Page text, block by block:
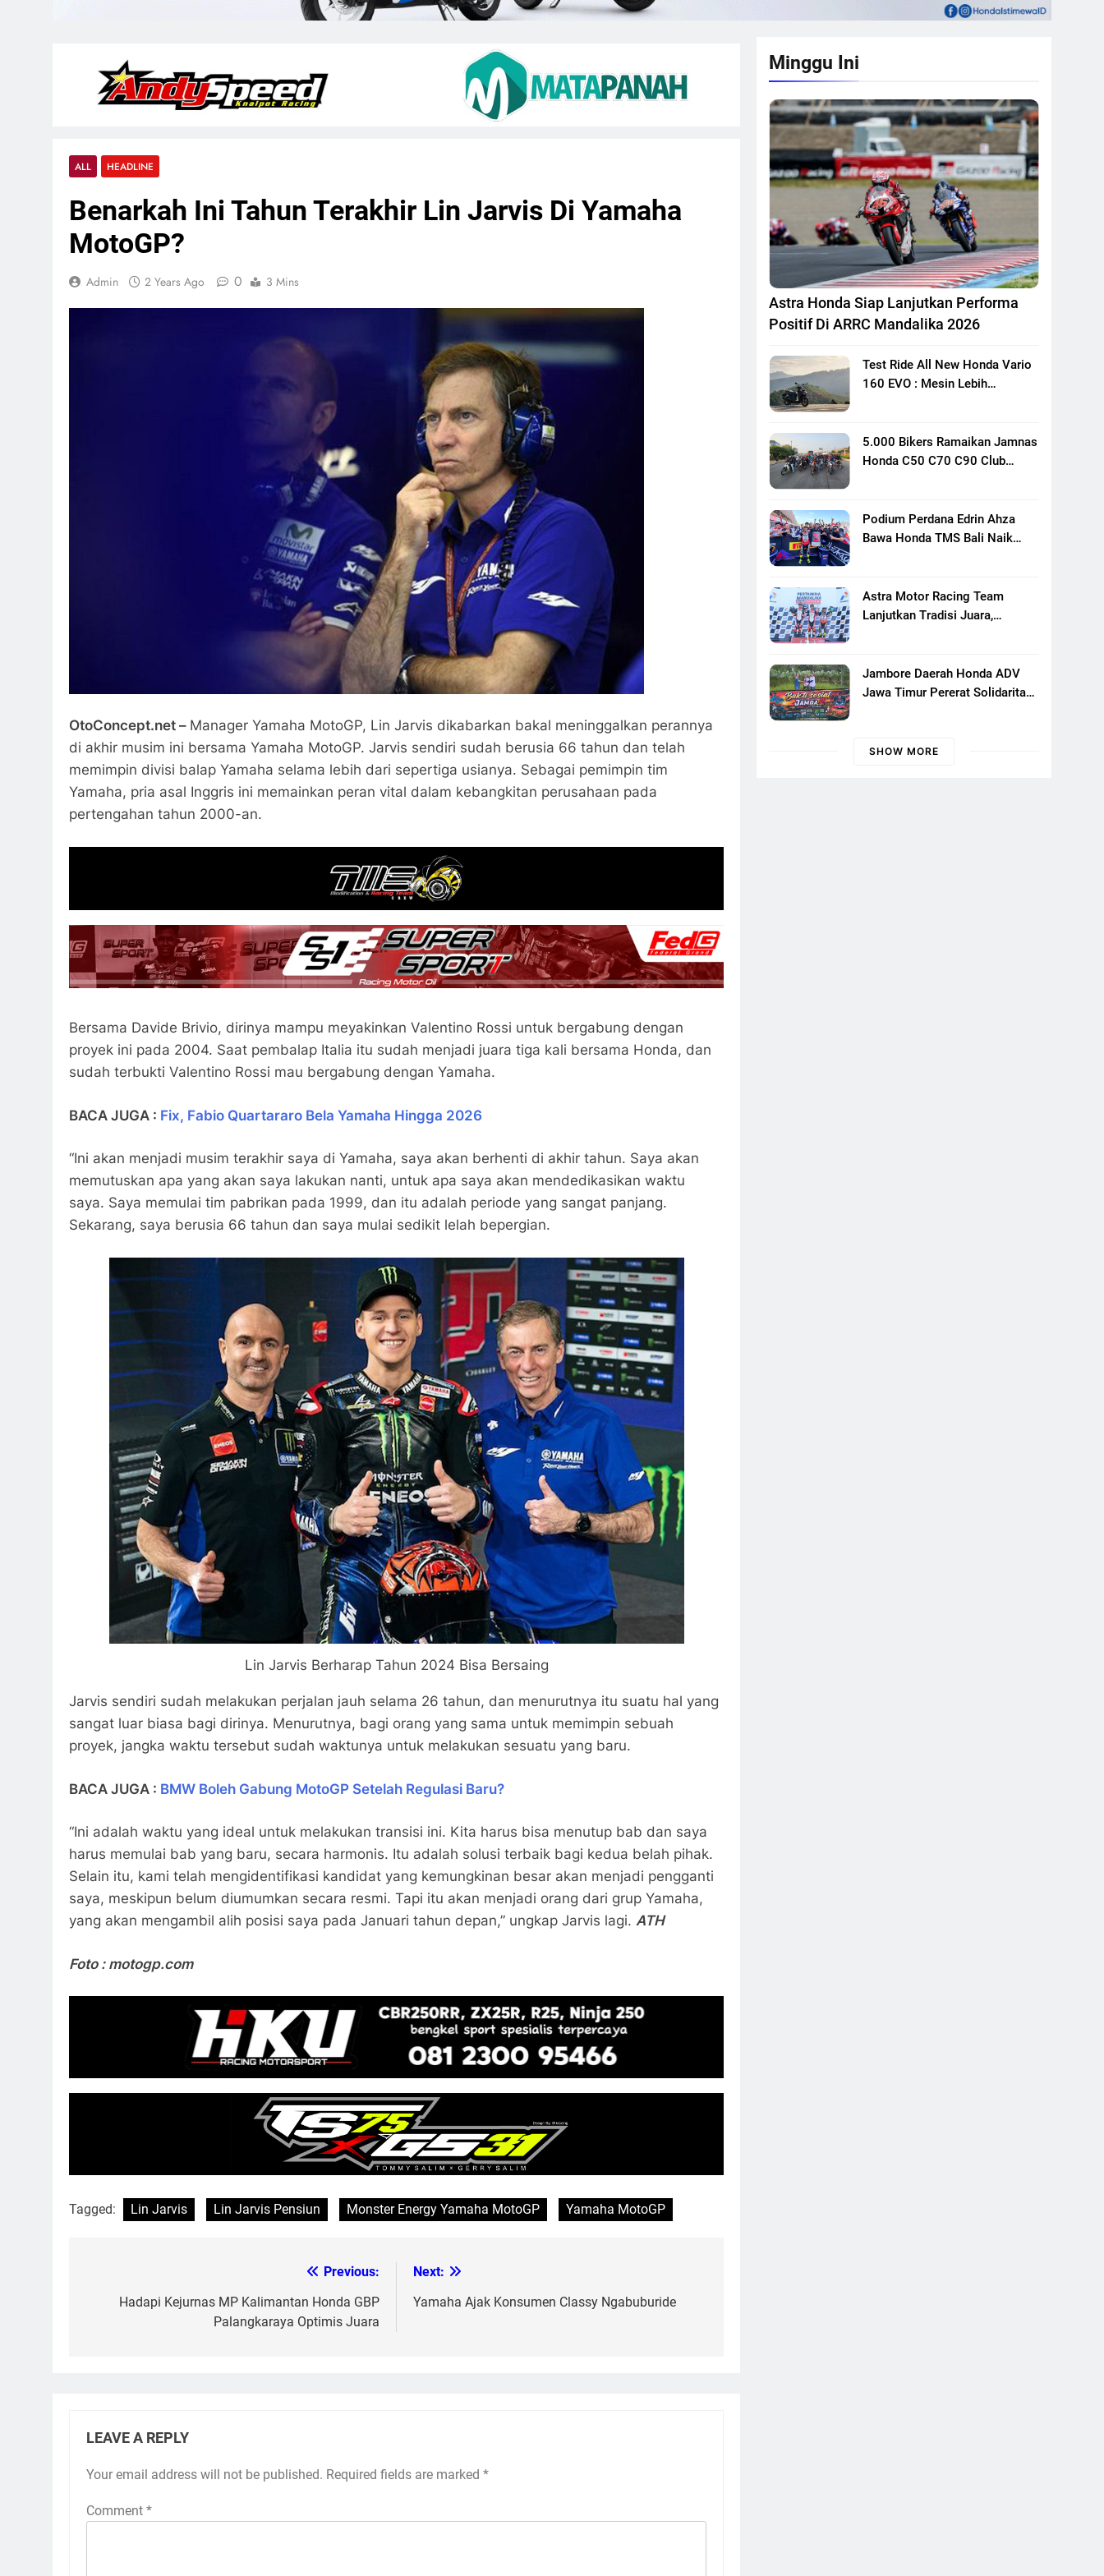
ALL HEADLINE
Benarkah Ini Tahun Terakhir Lin Jarvis Di Yamaha
MotoGP?
Admin 2 Years Ago 0 3 Mins
OtoConcept.net – Manager Yamaha MotoGP, Lin Jarvis dikabarkan bakal meninggalkan perannya
di akhir musim ini bersama Yamaha MotoGP. Jarvis sendiri sudah berusia 66 tahun dan telah
memimpin divisi balap Yamaha selama lebih dari sepertiga usianya. Sebagai pemimpin tim
Yamaha, pria asal Inggris ini memainkan peran vital dalam kebangkitan perusahaan pada
pertengahan tahun 2000-an.
Bersama Davide Brivio, dirinya mampu meyakinkan Valentino Rossi untuk bergabung dengan
proyek ini pada 2004. Saat pembalap Italia itu sudah menjadi juara tiga kali bersama Honda, dan
sudah terbukti Valentino Rossi mau bergabung dengan Yamaha.
BACA JUGA : Fix, Fabio Quartararo Bela Yamaha Hingga 2026
“Ini akan menjadi musim terakhir saya di Yamaha, saya akan berhenti di akhir tahun. Saya akan
memutuskan apa yang akan saya lakukan nanti, untuk apa saya akan mendedikasikan waktu
saya. Saya memulai tim pabrikan pada 1999, dan itu adalah periode yang sangat panjang.
Sekarang, saya berusia 66 tahun dan saya mulai sedikit lelah bepergian.
Lin Jarvis Berharap Tahun 2024 Bisa Bersaing
Jarvis sendiri sudah melakukan perjalan jauh selama 26 tahun, dan menurutnya itu suatu hal yang
sangat luar biasa bagi dirinya. Menurutnya, bagi orang yang sama untuk memimpin sebuah
proyek, jangka waktu tersebut sudah waktunya untuk melakukan sesuatu yang baru.
BACA JUGA : BMW Boleh Gabung MotoGP Setelah Regulasi Baru?
“Ini adalah waktu yang ideal untuk melakukan transisi ini. Kita harus bisa menutup bab dan saya
harus memulai bab yang baru, secara harmonis. Itu adalah solusi terbaik bagi kedua belah pihak.
Selain itu, kami telah mengidentifikasi kandidat yang kemungkinan besar akan menjadi pengganti
saya, meskipun belum diumumkan secara resmi. Tapi itu akan menjadi orang dari grup Yamaha,
yang akan mengambil alih posisi saya pada Januari tahun depan,” ungkap Jarvis lagi. ATH
Foto : motogp.com
Tagged: Lin Jarvis Lin Jarvis Pensiun Monster Energy Yamaha MotoGP Yamaha MotoGP
navigation
Previous:
Hadapi Kejurnas MP Kalimantan Honda GBP
Palangkaraya Optimis Juara
Next:
Yamaha Ajak Konsumen Classy Ngabuburide
LEAVE A REPLY
Your email address will not be published. Required fields are marked *
Comment *
Minggu Ini
Astra Honda Siap Lanjutkan Performa
Positif Di ARRC Mandalika 2026
Test Ride All New Honda Vario
160 EVO : Mesin Lebih
5.000 Bikers Ramaikan Jamnas
Honda C50 C70 C90 Club
Motor Klasik Honda
Podium Perdana Edrin Ahza
Bawa Honda TMS Bali Naik
Astra Motor Racing Team
Lanjutkan Tradisi Juara,
Putaran Ke 3
Jambore Daerah Honda ADV
Jawa Timur Pererat Solidaritas
Banyuwangi
SHOW MORE